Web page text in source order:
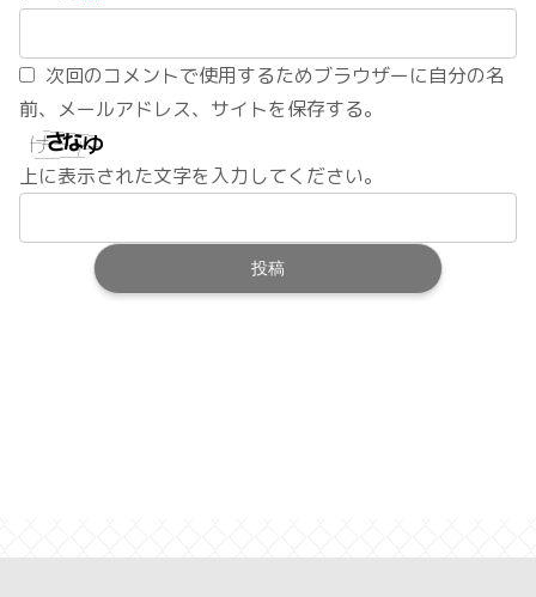
次回のコメントで使用するためブラウザーに自分の名
前、メールアドレス、サイトを保存する。
上に表示された文字を入力してください。